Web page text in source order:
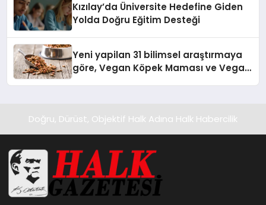
Kızılay’da Üniversite Hedefine Giden
Yolda Doğru Eğitim Desteği
Yeni yapilan 31 bilimsel araştırmaya
göre, Vegan Köpek Maması ve Vegan
Doğru, Dürüst, Objektif Halk Adına Halk Habercilik